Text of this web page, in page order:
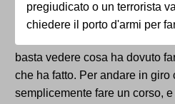
pregiudicato o un terrorista
chiedere il porto d'armi per
basta vedere cosa ha dovuto
che ha fatto. Per andare in
semplicemente fare un corso,